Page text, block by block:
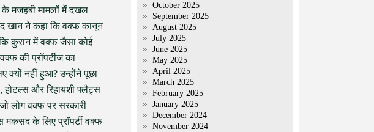
मजहबी मामलों में दखल
खान ने कहा कि वक्फ कानून
कुरान में वक्फ जैसा कोई
की प्रॉपर्टीज का
क्यों नहीं हुआ? उन्होंने पूछा
होटल्स और रिहायशी फ्लैट्स
लोग वक्फ पर सरकारी
मकसद के लिए प्रॉपर्टी वक्फ
October 2025
September 2025
August 2025
July 2025
June 2025
May 2025
April 2025
March 2025
February 2025
January 2025
December 2024
November 2024